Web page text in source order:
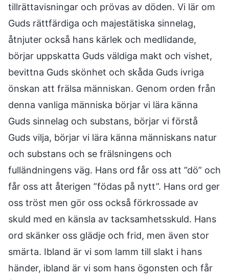
tillrättavisningar och prövas av döden. Vi lär om
Guds rättfärdiga och majestätiska sinnelag,
åtnjuter också hans kärlek och medlidande,
börjar uppskatta Guds väldiga makt och vishet,
bevittna Guds skönhet och skåda Guds ivriga
önskan att frälsa människan. Genom orden från
denna vanliga människa börjar vi lära känna
Guds sinnelag och substans, börjar vi förstå
Guds vilja, börjar vi lära känna människans natur
och substans och se frälsningens och
fulländningens väg. Hans ord får oss att ”dö” och
får oss att återigen ”födas på nytt”. Hans ord ger
oss tröst men gör oss också förkrossade av
skuld med en känsla av tacksamhetsskuld. Hans
ord skänker oss glädje och frid, men även stor
smärta. Ibland är vi som lamm till slakt i hans
händer, ibland är vi som hans ögonsten och får